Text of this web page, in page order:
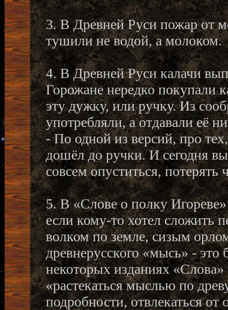
3. В Древней Руси пожар от
тушили не водой, а молоком.
4. В Древней Руси калачи
Горожане нередко покупали
эту дужку, или ручку. Из
употребляли, а отдавали её
- По одной из версий, про
дошёл до ручки. И сегодня
совсем опуститься, потерять
5. В «Слове о полку
если кому-то хотел сложить
волком по земле, сизым
древнерусского «мысь» - это
некоторых изданиях
«растекаться мыслью по
подробности, отвлекаться